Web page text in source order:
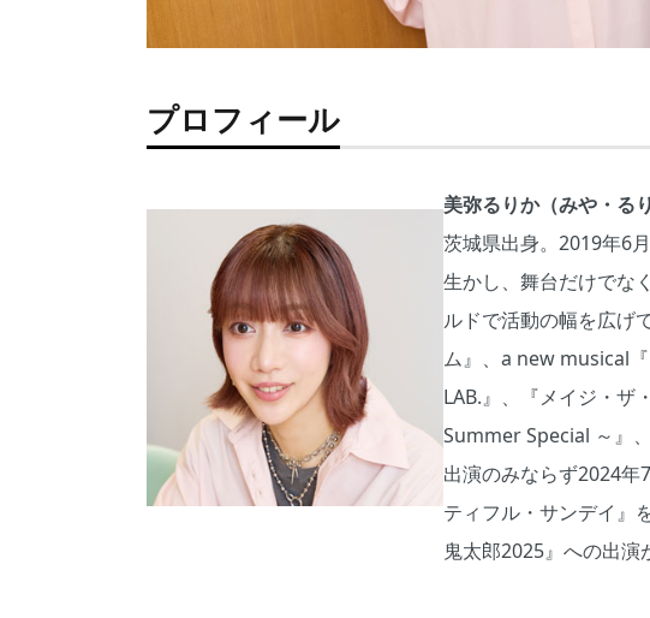
プロフィール
美弥るりか（みや・る
茨城県出身。2019年6
生かし、舞台だけでな
ルドで活動の幅を広げ
ム』、a new musical
LAB.』、『メイジ・ザ
Summer Special ～』
出演のみならず2024年
ティフル・サンデイ』
鬼太郎2025』への出演